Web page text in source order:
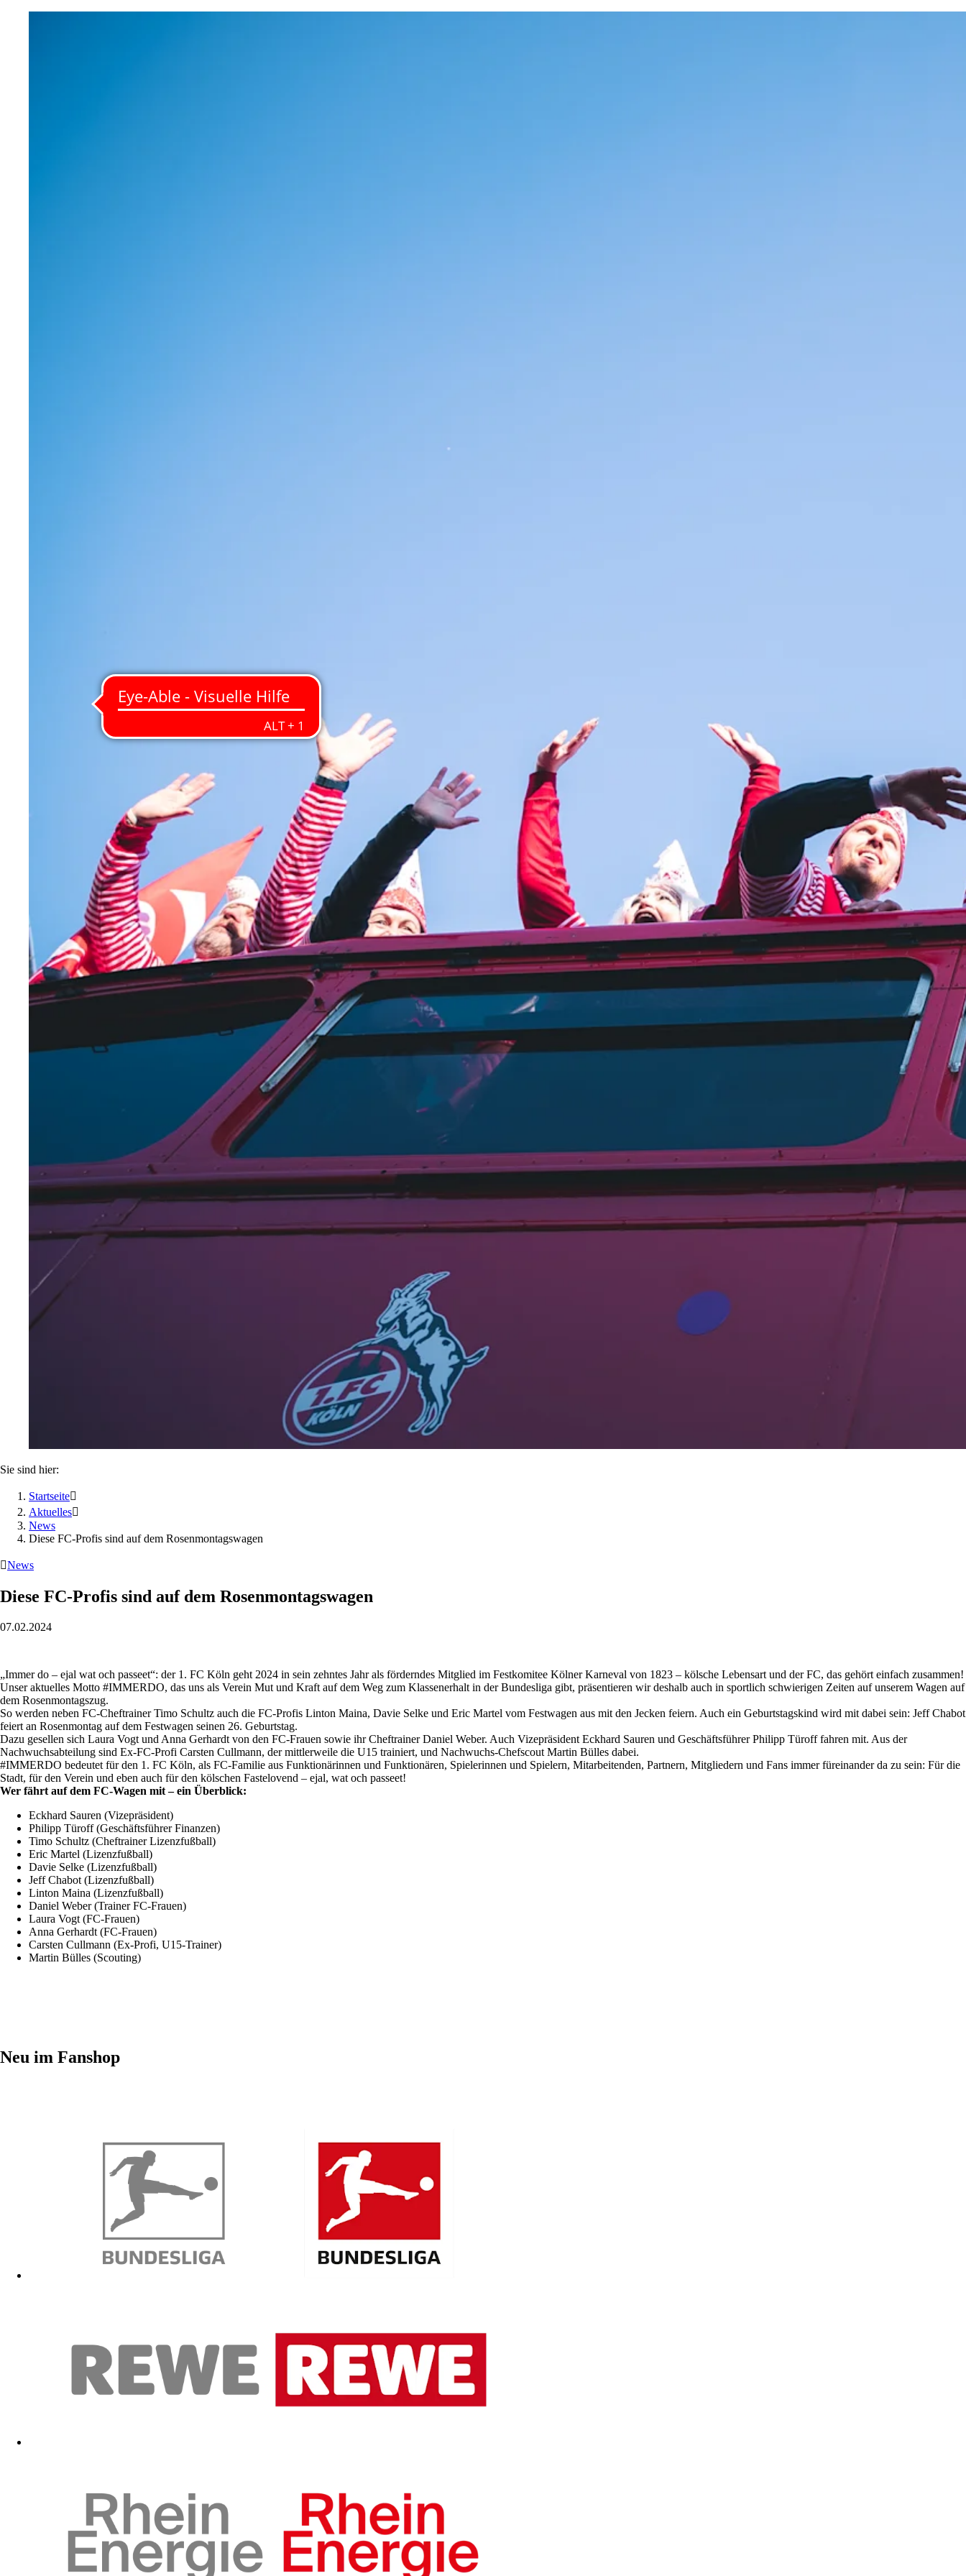
Sie sind hier:
Startseite
Aktuelles
News
Diese FC-Profis sind auf dem Rosenmontagswagen
News
Diese FC-Profis sind auf dem Rosenmontagswagen
07.02.2024
„Immer do – ejal wat och passeet“: der 1. FC Köln geht 2024 in sein zehntes Jahr als förderndes Mitglied im Festkomitee Kölner Karneval von 1823 – kölsche Lebensart und der FC, das gehört einfach zusammen!
Unser aktuelles Motto #IMMERDO, das uns als Verein Mut und Kraft auf dem Weg zum Klassenerhalt in der Bundesliga gibt, präsentieren wir deshalb auch in sportlich schwierigen Zeiten auf unserem Wagen auf
dem Rosenmontagszug.
So werden neben FC-Cheftrainer Timo Schultz auch die FC-Profis Linton Maina, Davie Selke und Eric Martel vom Festwagen aus mit den Jecken feiern. Auch ein Geburtstagskind wird mit dabei sein: Jeff Chabot
feiert an Rosenmontag auf dem Festwagen seinen 26. Geburtstag.
Dazu gesellen sich Laura Vogt und Anna Gerhardt von den FC-Frauen sowie ihr Cheftrainer Daniel Weber. Auch Vizepräsident Eckhard Sauren und Geschäftsführer Philipp Türoff fahren mit. Aus der
Nachwuchsabteilung sind Ex-FC-Profi Carsten Cullmann, der mittlerweile die U15 trainiert, und Nachwuchs-Chefscout Martin Bülles dabei.
#IMMERDO bedeutet für den 1. FC Köln, als FC-Familie aus Funktionärinnen und Funktionären, Spielerinnen und Spielern, Mitarbeitenden, Partnern, Mitgliedern und Fans immer füreinander da zu sein: Für die
Stadt, für den Verein und eben auch für den kölschen Fastelovend – ejal, wat och passeet!
Wer fährt auf dem FC-Wagen mit – ein Überblick:
Eckhard Sauren (Vizepräsident)
Philipp Türoff (Geschäftsführer Finanzen)
Timo Schultz (Cheftrainer Lizenzfußball)
Eric Martel (Lizenzfußball)
Davie Selke (Lizenzfußball)
Jeff Chabot (Lizenzfußball)
Linton Maina (Lizenzfußball)
Daniel Weber (Trainer FC-Frauen)
Laura Vogt (FC-Frauen)
Anna Gerhardt (FC-Frauen)
Carsten Cullmann (Ex-Profi, U15-Trainer)
Martin Bülles (Scouting)
Neu im Fanshop